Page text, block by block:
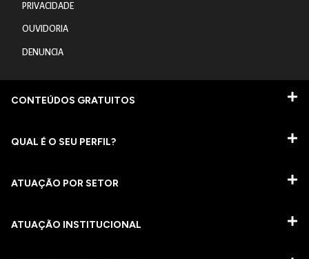
PRIVACIDADE
OUVIDORIA
DENUNCIA
CONTEÚDOS GRATUITOS
QUAL É O SEU PERFIL?
ATUAÇÃO POR SETOR
ATUAÇÃO INSTITUCIONAL